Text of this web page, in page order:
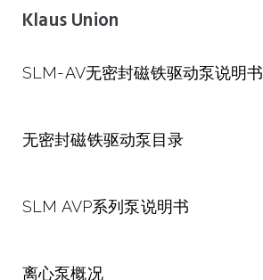
Klaus Union
SLM-AV无密封磁铁驱动泵说明书
无密封磁铁驱动泵目录
SLM AVP系列泵说明书
离心泵概况